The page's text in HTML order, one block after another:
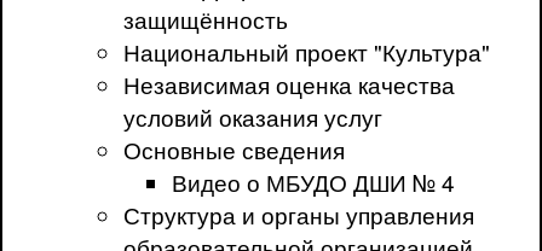
защищённость
Национальный проект "Культура"
Независимая оценка качества
условий оказания услуг
Основные сведения
Видео о МБУДО ДШИ № 4
Структура и органы управления